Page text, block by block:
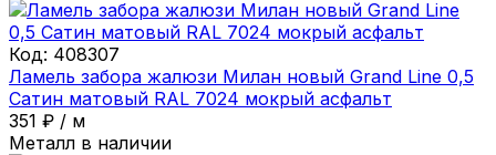
Код: 408307
Ламель забора жалюзи Милан новый Grand Line 0,5
Сатин матовый RAL 7024 мокрый асфальт
351 ₽ / м
Металл в наличии